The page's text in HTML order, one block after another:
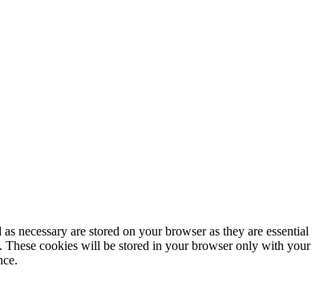
necessary are stored on your browser as they are essential
These cookies will be stored in your browser only with your